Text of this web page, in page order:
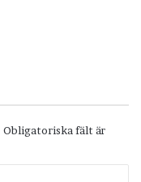
Obligatoriska fält är